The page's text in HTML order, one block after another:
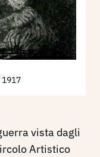
1917
vista dagli
Artistico